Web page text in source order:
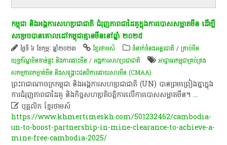
​កម្ពុជា​ និង​អង្គការសហប្រជាជាតិ​ ជំរុញ​ភាព​ជា​ដៃគូ​ក្នុង​ការ​បោសសម្អាត​មីន​ ដើម្បី​
សម្រេច​បាន​គោលដៅ​កម្ពុជា​គ្មាន​មីន​នៅ​ឆ្នាំ​ ២០២៥
ថ្ងៃទី ៦ ខែកុម្ភៈ ឆ្នាំ២០២៣ ខ្មែរថាមស៍ ទំនាក់ទំនងអន្តរជាតិ /គ្រាប់មីន
យុទ្ធភ័ណ្ឌមិនទាន់ផ្ទុះ និងការដោះមីន /អង្គការសហប្រជាជាតិ
អាជ្ញាធរ​កម្ពុជា​គ្រប់គ្រង​
សកម្មភាព​កម្ចាត់​មីន និង​សង្គ្រោះ​ជនពិការ​ដោយសារ​មីន (CMAA)
​ព្រះរាជាណាចក្រ​កម្ពុជា​ និង​អង្គការសហប្រជាជាតិ​ (UN)​ បាន​ព្រមព្រៀង​គ្នា​ក្នុង​
ការ​ជំរុញ​ភាព​ជា​ដៃគូ​ និង​កិច្ច​សហប្រតិបត្តិការ​លើ​ការ​បោសសម្អាត​មីន​។​...
 បុគ្គលិក​ ខ្មែរ​ថា​ម​ស៍​
https://www.khmertimeskh.com/501232462/cambodia-
un-to-boost-partnership-in-mine-clearance-to-achieve-a-
mine-free-cambodia-2025/